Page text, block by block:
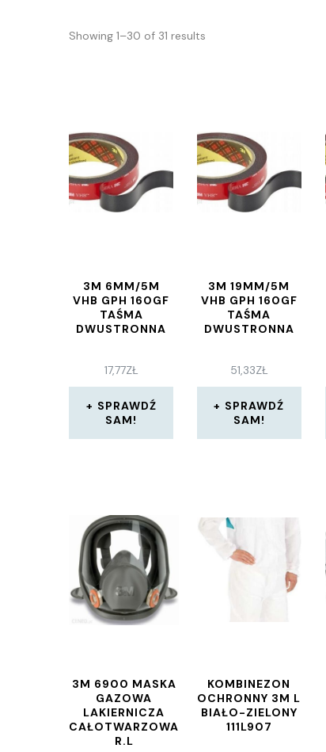
Showing 1–30 of 31 results
3M 6MM/5M
VHB GPH 160GF
TAŚMA
DWUSTRONNA
17,77ZŁ
SPRAWDŹ
SAM!
3M 19MM/5M
VHB GPH 160GF
TAŚMA
DWUSTRONNA
51,33ZŁ
SPRAWDŹ
SAM!
3M 6900 MASKA
GAZOWA
LAKIERNICZA
CAŁOTWARZOWA
R.L
KOMBINEZON
OCHRONNY 3M L
BIAŁO-ZIELONY
111L907